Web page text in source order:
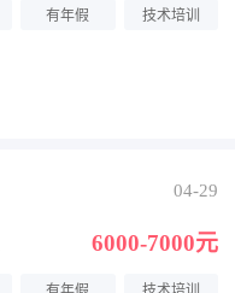
有年假 技术培训
04-29
6000-7000元